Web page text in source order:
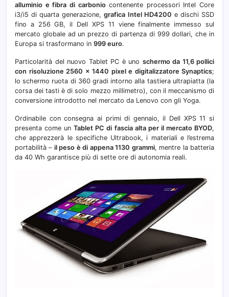
Italia
alluminio e fibra di carboniocontenente processori Intel Core
i3/i5 di quarta generazione,grafica Intel HD4200 e dischi SSD
fino a 256 GB, il Dell XPS 11 viene finalmente immesso sul
mercato globale ad un prezzo di partenza di 999 dollari, che in
Europa si trasformano in 999 euro.
Particolarità del nuovo Tablet PC è uno schermo da 11,6 pollici
con risoluzione 2560 x 1440 pixel e digitalizzatore Synaptics;
lo schermo ruota di 360 gradi intorno alla tastiera ultrapiatta (la
corsa dei tasti è di solo mezzo millimetro), con il meccanismo di
conversione introdotto nel mercato da Lenovo con gli Yoga.
Ordinabile con consegna ai primi di gennaio, il Dell XPS 11 si
presenta come unTablet PC di fascia alta per il mercato BYOD,
che apprezzerà le specifiche Ultrabook, i materiali e l’estrema
portabilità – il peso è di appena 1130 grammi, mentre la batteria
da 40 Wh garantisce più di sette ore di autonomia reali.